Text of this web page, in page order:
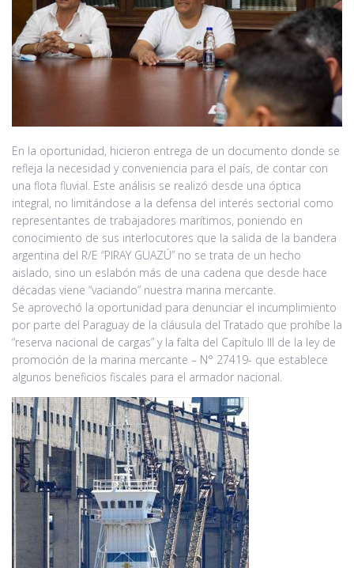
En la oportunidad, hicieron entrega de un documento donde se
refleja la necesidad y conveniencia para el país, de contar con
una flota fluvial. Este análisis se realizó desde una óptica
integral, no limitándose a la defensa del interés sectorial como
representantes de trabajadores marítimos, poniendo en
conocimiento de sus interlocutores que la salida de la bandera
argentina del R/E “PIRAY GUAZÚ” no se trata de un hecho
aislado, sino un eslabón más de una cadena que desde hace
décadas viene “vaciando” nuestra marina mercante.
Se aprovechó la oportunidad para denunciar el incumplimiento
por parte del Paraguay de la cláusula del Tratado que prohíbe la
“reserva nacional de cargas” y la falta del Capítulo III de la ley de
promoción de la marina mercante – N° 27419- que establece
algunos beneficios fiscales para el armador nacional.